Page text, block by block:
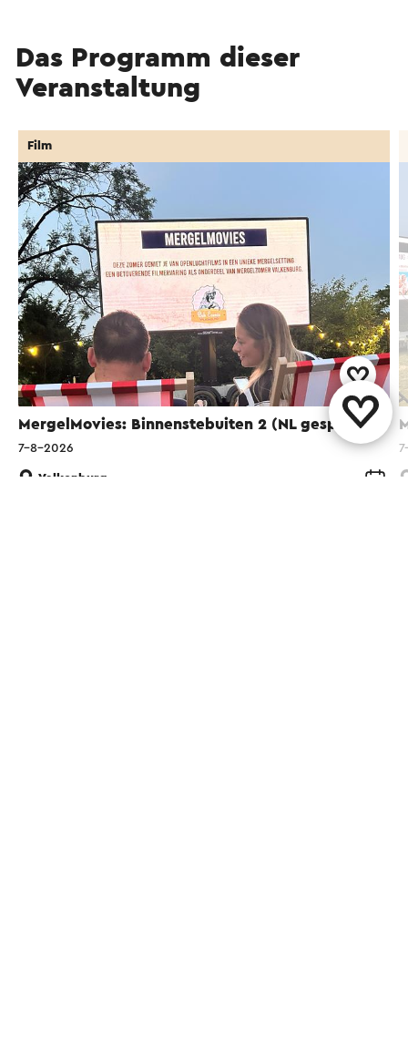
Das Programm dieser
Veranstaltung
MergelMovies: Binnenstebuiten 2 (NL gesproken)
Film
7-8-2026
Valkenburg